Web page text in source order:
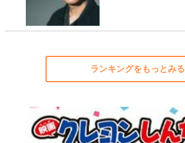
ランキングをもっとみる